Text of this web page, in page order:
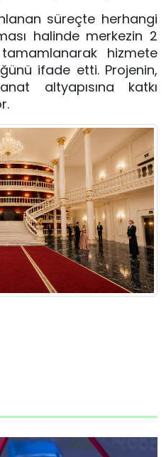
süreçte herhangi
halinde merkezin 2
hizmete
ifade etti. Projenin,
altyapısına katkı